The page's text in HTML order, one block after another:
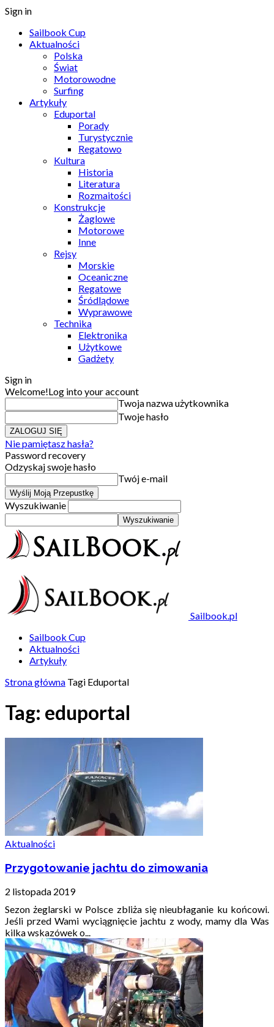
Sign in
Sailbook Cup
Aktualności
Polska
Świat
Motorowodne
Surfing
Artykuły
Eduportal
Porady
Turystycznie
Regatowo
Kultura
Historia
Literatura
Rozmaitości
Konstrukcje
Żaglowe
Motorowe
Inne
Rejsy
Morskie
Oceaniczne
Regatowe
Śródlądowe
Wyprawowe
Technika
Elektronika
Użytkowe
Gadżety
Sign in
Welcome!Log into your account
Twoja nazwa użytkownika
Twoje hasło
Nie pamiętasz hasła?
Password recovery
Odzyskaj swoje hasło
Twój e-mail
Wyszukiwanie
Sailbook.pl
Sailbook Cup
Aktualności
Artykuły
Strona główna Tagi Eduportal
Tag: eduportal
Aktualności
Przygotowanie jachtu do zimowania
2 listopada 2019
Sezon żeglarski w Polsce zbliża się nieubłaganie ku końcowi.
Jeśli przed Wami wyciągnięcie jachtu z wody, mamy dla Was
kilka wskazówek o...